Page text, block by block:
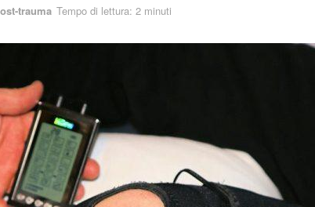
trauma Tempo di lettura: 2 minuti